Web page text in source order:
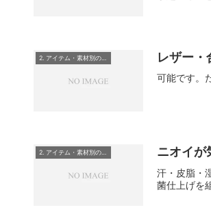
レザー・
可能です。
2. アイテム・素材別のご質問 ニオイが
汗・皮脂・
菌仕上げを